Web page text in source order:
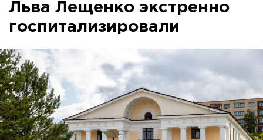
Льва Лещенко экстренно
госпитализировали